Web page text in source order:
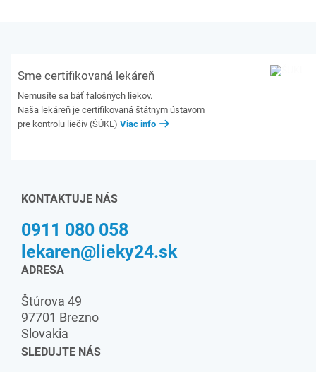
Sme certifikovaná lekáreň
Nemusíte sa báť falošných liekov.
Naša lekáreň je certifikovaná štátnym ústavom
pre kontrolu liečiv (ŠÚKL) Viac info
KONTAKTUJE NÁS
0911 080 058
lekaren@lieky24.sk
ADRESA
Štúrova 49
97701 Brezno
Slovakia
SLEDUJTE NÁS